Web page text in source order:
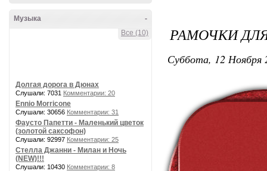
-
Музыка
Все (10)
Долгая дорога в Дюнах
Слушали: 7031 Комментарии: 20
Ennio Morricone
Слушали: 30656 Комментарии: 31
Фаусто Папетти - Маленький цветок
(золотой саксофон)
Слушали: 92997 Комментарии: 25
Стелла Джанни - Милан и Ночь
(NEW)!!!
Слушали: 10430 Комментарии: 8
РАМОЧКИ
Суббота, 12 Ноября